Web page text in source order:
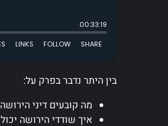
בין היתר נדבר בפרק על:
מה קובעיםדיני הירושה
איך שודדי הירושה